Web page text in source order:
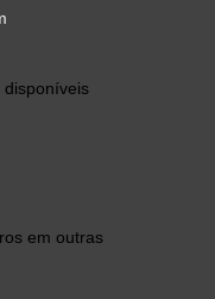
disponíveis
em outras